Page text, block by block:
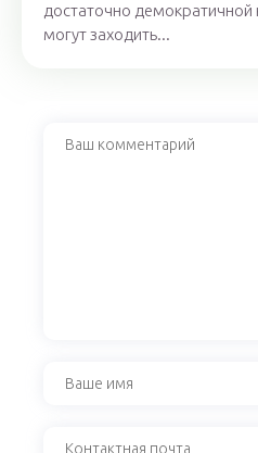
достаточно
могут заходить...